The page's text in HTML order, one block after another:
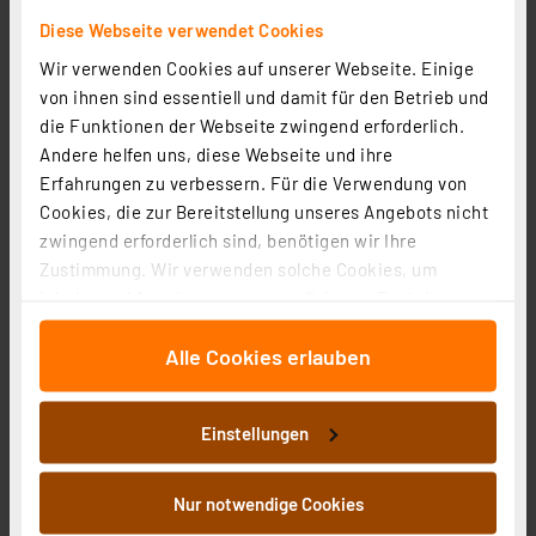
Diese Webseite verwendet Cookies
Wir verwenden Cookies auf unserer Webseite. Einige
von ihnen sind essentiell und damit für den Betrieb und
die Funktionen der Webseite zwingend erforderlich.
Andere helfen uns, diese Webseite und ihre
Erfahrungen zu verbessern. Für die Verwendung von
Cookies, die zur Bereitstellung unseres Angebots nicht
zwingend erforderlich sind, benötigen wir Ihre
Zustimmung. Wir verwenden solche Cookies, um
für soziale Medien anbieten zu können und die Zugriffe
auf unsere Website zu analysieren. Außerdem geben
wir Informationen zu Ihrer Verwendung unserer Website
an unsere Partner für soziale Medien, Werbung und
Analysen weiter. Unsere Partner führen diese
Informationen möglicherweise mit weiteren Daten
zusammen, die Sie ihnen bereitgestellt haben oder die
sie im Rahmen Ihrer Nutzung der Dienste gesammelt
Alle Cookies erlauben
Einstellungen
Nur notwendige Cookies
44,95 €
inkl. MwSt.
Informationen zu Versandkosten
Homematic IP Smart Home Wandthermostat – basic,